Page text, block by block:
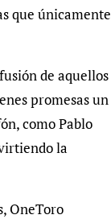
que únicamente
de aquellos
promesas un
como Pablo
la
OneToro